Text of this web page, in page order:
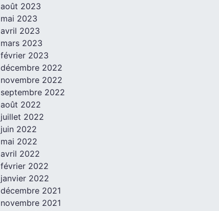
août 2023
mai 2023
avril 2023
mars 2023
février 2023
décembre 2022
novembre 2022
septembre 2022
août 2022
juillet 2022
juin 2022
mai 2022
avril 2022
février 2022
janvier 2022
décembre 2021
novembre 2021